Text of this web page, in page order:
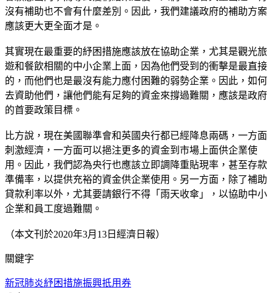
沒有補助也不會有什麼差別。因此，我們建議政府的補助方案
應該更大更全面才是。
其實現在最重要的紓困措施應該放在協助企業，尤其是觀光旅
遊和餐飲相關的中小企業上面，因為他們受到的衝擊是最直接
的，而他們也是最沒有能力應付困難的弱勢企業。因此，如何
去資助他們，讓他們能有足夠的資金來撐過難關，應該是政府
的首要政策目標。
比方說，現在美國聯準會和英國央行都已經降息兩碼，一方面
刺激經濟，一方面可以挹注更多的資金到市場上面供企業使
用。因此，我們認為央行也應該立即調降重貼現率，甚至存款
準備率，以提供充裕的資金供企業使用。另一方面，除了補助
貸款利率以外，尤其要請銀行不得「雨天收傘」，以協助中小
企業和員工度過難關。
（本文刊於2020年3月13日經濟日報）
關鍵字
新冠肺炎紓困措施振興扺用券